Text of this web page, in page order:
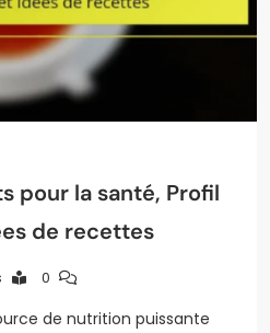
pour la santé, Profil
de recettes
0
de nutrition puissante